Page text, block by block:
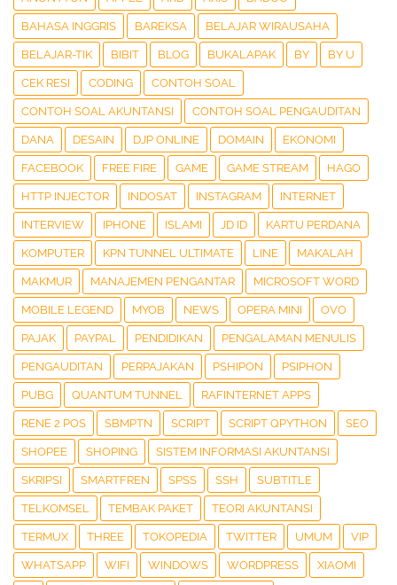
BAHASA INGGRIS BAREKSA BELAJAR WIRAUSAHA
BELAJAR-TIK BIBIT BLOG BUKALAPAK BY BY U
CEK RESI CODING CONTOH SOAL
CONTOH SOAL AKUNTANSI CONTOH SOAL PENGAUDITAN
DANA DESAIN DJP ONLINE DOMAIN EKONOMI
FACEBOOK FREE FIRE GAME GAME STREAM HAGO
HTTP INJECTOR INDOSAT INSTAGRAM INTERNET
INTERVIEW IPHONE ISLAMI JD ID KARTU PERDANA
KOMPUTER KPN TUNNEL ULTIMATE LINE MAKALAH
MAKMUR MANAJEMEN PENGANTAR MICROSOFT WORD
MOBILE LEGEND MYOB NEWS OPERA MINI OVO
PAJAK PAYPAL PENDIDIKAN PENGALAMAN MENULIS
PENGAUDITAN PERPAJAKAN PSHIPON PSIPHON
PUBG QUANTUM TUNNEL RAFINTERNET APPS
RENE 2 POS SBMPTN SCRIPT SCRIPT QPYTHON SEO
SHOPEE SHOPING SISTEM INFORMASI AKUNTANSI
SKRIPSI SMARTFREN SPSS SSH SUBTITLE
TELKOMSEL TEMBAK PAKET TEORI AKUNTANSI
TERMUX THREE TOKOPEDIA TWITTER UMUM VIP
WHATSAPP WIFI WINDOWS WORDPRESS XIAOMI